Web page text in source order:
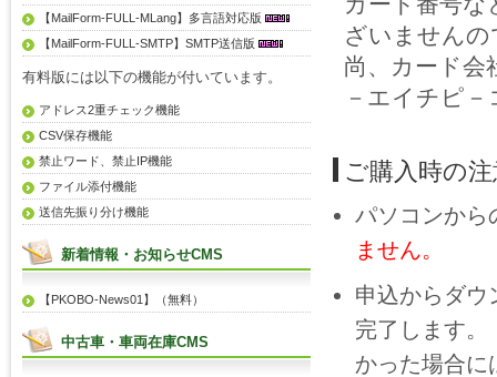
ざいません
尚、カード会
－エイチピ
ご購入時の
パソコンから
ません。
申込からダウ
完了します。
かった場合に
【MailForm-FULL-MLang】多言語対応版
【MailForm-FULL-SMTP】SMTP送信版
有料版には以下の機能が付いています。
アドレス2重チェック機能
CSV保存機能
禁止ワード、禁止IP機能
ファイル添付機能
送信先振り分け機能
新着情報・お知らせCMS
【PKOBO-News01】（無料）
中古車・車両在庫CMS